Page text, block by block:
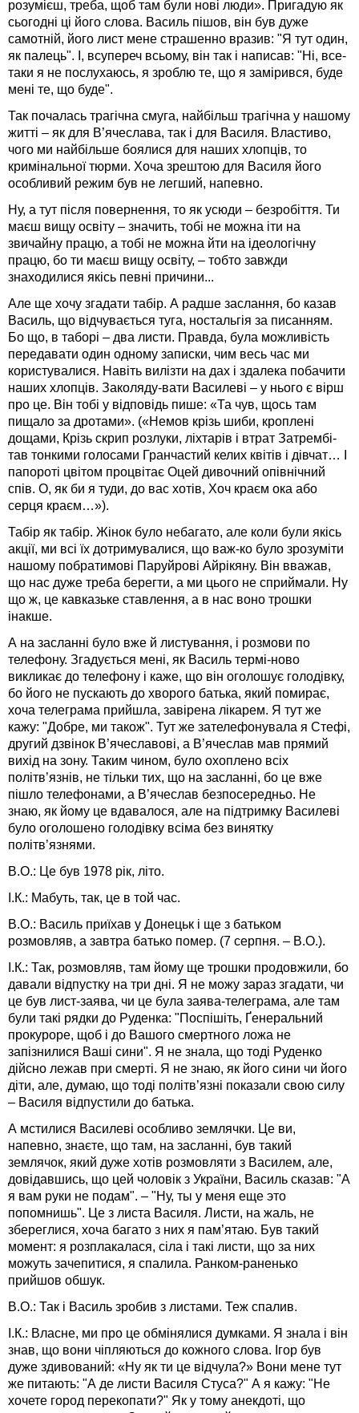
розумієш, треба, щоб там були нові люди». Пригадую як
сьогодні ці його слова. Василь пішов, він був дуже
самотній, його лист мене страшенно вразив: "Я тут один,
як палець". І, всупереч всьому, він так і написав: "Ні, все-
таки я не послухаюсь, я зроблю те, що я замірився, буде
мені те, що буде".
Так почалась трагічна смуга, найбільш трагічна у нашому
житті – як для В’ячеслава, так і для Василя. Властиво,
чого ми найбільше боялися для наших хлопців, то
кримінальної тюрми. Хоча зрештою для Василя його
особливий режим був не легший, напевно.
Ну, а тут після повернення, то як усюди – безробіття. Ти
маєш вищу освіту – значить, тобі не можна іти на
звичайну працю, а тобі не можна йти на ідеологічну
працю, бо ти маєш вищу освіту, – тобто завжди
знаходилися якісь певні причини...
Але ще хочу згадати табір. А радше заслання, бо казав
Василь, що відчувається туга, ностальгія за писанням.
Бо що, в таборі – два листи. Правда, була можливість
передавати один одному записки, чим весь час ми
користувалися. Навіть вилізти на дах і здалека побачити
наших хлопців. Заколяду-вати Василеві – у нього є вірш
про це. Він тобі у відповідь пише: «Та чув, щось там
пищало за дротами». («Немов крізь шиби, кроплені
дощами, Крізь скрип розлуки, ліхтарів і втрат Затрембі-
тав тонкими голосами Гранчастий келих квітів і дівчат… І
папороті цвітом процвітає Оцей дивочний опівнічний
спів. О, як би я туди, до вас хотів, Хоч краєм ока або
серця краєм…»).
Табір як табір. Жінок було небагато, але коли були якісь
акції, ми всі їх дотримувалися, що важ-ко було зрозуміти
нашому побратимові Паруйрові Айрікяну. Він вважав,
що нас дуже треба берегти, а ми цього не сприймали. Ну
що ж, це кавказьке ставлення, а в нас воно трошки
інакше.
А на засланні було вже й листування, і розмови по
телефону. Згадується мені, як Василь термі-ново
викликає до телефону і каже, що він оголошує голодівку,
бо його не пускають до хворого батька, який помирає,
хоча телеграма прийшла, завірена лікарем. Я тут же
кажу: "Добре, ми також". Тут же зателефонувала я Стефі,
другий дзвінок В’ячеславові, а В’ячеслав мав прямий
вихід на зону. Таким чином, було охоплено всіх
політв’язнів, не тільки тих, що на засланні, бо це вже
пішло телефонами, а В’ячеслав безпосередньо. Не
знаю, як йому це вдавалося, але на підтримку Василеві
було оголошено голодівку всіма без винятку
політв’язнями.
В.О.: Це був 1978 рік, літо.
І.К.: Мабуть, так, це в той час.
В.О.: Василь приїхав у Донецьк і ще з батьком
розмовляв, а завтра батько помер. (7 серпня. – В.О.).
І.К.: Так, розмовляв, там йому ще трошки продовжили, бо
давали відпустку на три дні. Я не можу зараз згадати, чи
це був лист-заява, чи це була заява-телеграма, але там
були такі рядки до Руденка: "Поспішіть, Ґенеральний
прокуроре, щоб і до Вашого смертного ложа не
запізнилися Ваші сини". Я не знала, що тоді Руденко
дійсно лежав при смерті. Я не знаю, як його сини чи його
діти, але, думаю, що тоді політв’язні показали свою силу
– Василя відпустили до батька.
А мстилися Василеві особливо землячки. Це ви,
напевно, знаєте, що там, на засланні, був такий
землячок, який дуже хотів розмовляти з Василем, але,
довідавшись, що цей чоловік з України, Василь сказав: "А
я вам руки не подам". – "Ну, ты у меня еще это
попомнишь". Це з листа Василя. Листи, на жаль, не
збереглися, хоча багато з них я пам’ятаю. Був такий
момент: я розплакалася, сіла і такі листи, що за них
можуть зачепитися, я спалила. Ранком-раненько
прийшов обшук.
В.О.: Так і Василь зробив з листами. Теж спалив.
І.К.: Власне, ми про це обмінялися думками. Я знала і він
знав, що вони чіпляються до кожного слова. Ігор був
дуже здивований: «Ну як ти це відчула?» Вони мене тут
же питають: "А де листи Василя Стуса?" А я кажу: "Не
хочете город перекопати?" Як у тому анекдоті, що